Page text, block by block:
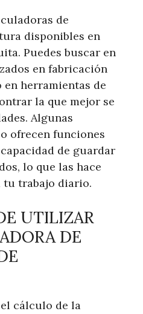
de
disponibles en
Puedes buscar en
en fabricación
en herramientas de
la que mejor se
Algunas
ofrecen funciones
de guardar
lo que las hace
tu trabajo diario.
UTILIZAR
DE
cálculo de la